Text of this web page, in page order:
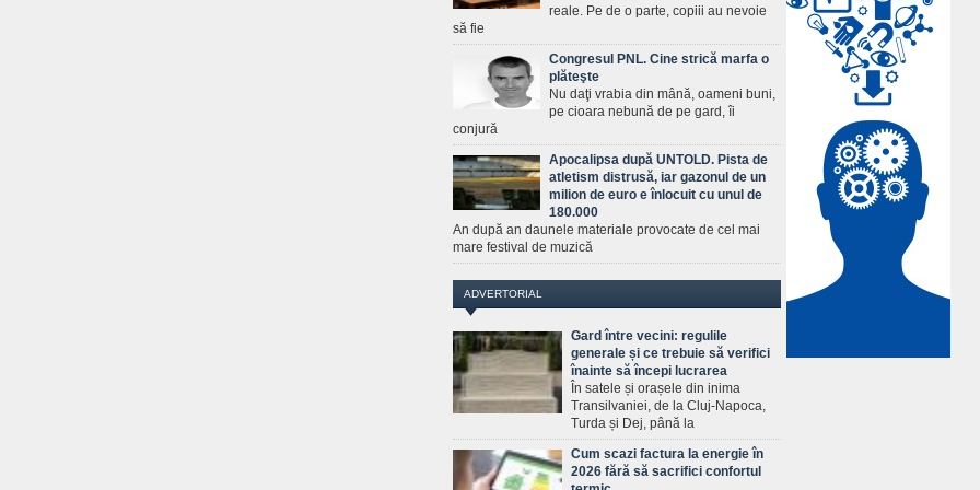
reale. Pe de o parte, copiii au nevoie
să fie
Congresul PNL. Cine strică marfa o
plăteşte
Nu daţi vrabia din mână, oameni buni,
pe cioara nebună de pe gard, îi
conjură
Apocalipsa după UNTOLD. Pista de
atletism distrusă, iar gazonul de un
milion de euro e înlocuit cu unul de
180.000
An după an daunele materiale provocate de cel mai
mare festival de muzică
ADVERTORIAL
Gard între vecini: regulile
generale și ce trebuie să verifici
înainte să începi lucrarea
În satele și orașele din inima
Transilvaniei, de la Cluj-Napoca,
Turda și Dej, până la
Cum scazi factura la energie în
2026 fără să sacrifici confortul